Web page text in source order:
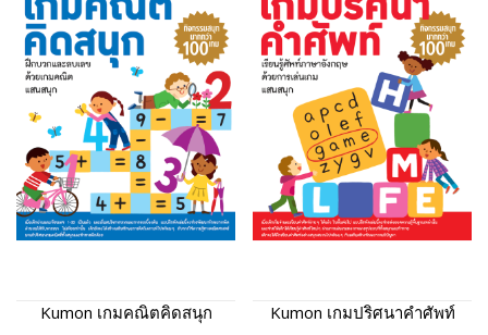
Kumon เกมคณิตคิดสนุก
Kumon เกมปริศนาคำศัพท์